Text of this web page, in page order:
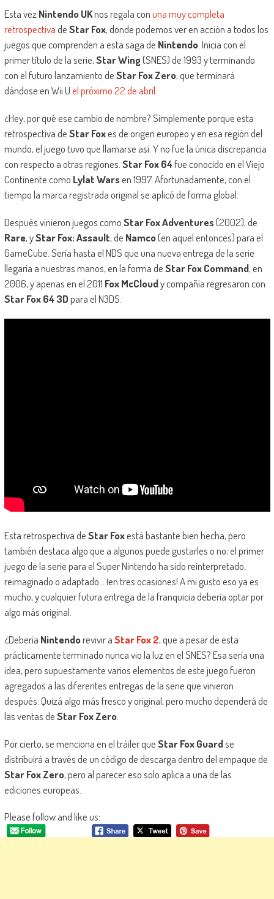
Esta vez Nintendo UKnos regala conuna muy completa
retrospectivadeStar Fox, donde podemos ver en acción a todos los
juegos que comprenden a esta saga de Nintendo. Inicia con el
primer título de la serie,Star Wing(SNES) de 1993 y terminando
con el futuro lanzamiento deStar Fox Zero, que terminará
dándose en Wii Uel próximo 22 de abril
¿Hey, por qué ese cambio de nombre? Simplemente porque esta
retrospectiva deStar Foxes de origen europeo y en esa región del
mundo, el juego tuvo que llamarse así. Y no fue la única discrepancia
con respecto a otras regiones. Star Fox 64fue conocido en el Viejo
Continente como Lylat Warsen 1997. Afortunadamente, con el
tiempo la marca registrada original se aplicó de forma global.
Después vinieron juegos comoStar Fox Adventures(2002), de
Rare, yStar Fox: Assault, de Namco(en aquel entonces) para el
GameCube. Sería hasta el NDS que una nueva entrega de la serie
llegaría a nuestras manos, en la forma deStar Fox Command, en
2006, y apenas en el 2011 Fox McCloudy compañía regresaron con
Star Fox 64 3Dpara el N3DS.
Esta retrospectiva deStar Foxestá bastante bien hecha, pero
también destaca algo que a algunos puede gustarles o no; el primer
juego de la serie para el Super Nintendo ha sido reinterpretado,
reimaginado o adaptado… ¡en tres ocasiones! A mi gusto eso ya es
mucho, y cualquier futura entrega de la franquicia debería optar por
algo más original.
¿Debería Nintendorevivir aStar Fox 2, que a pesar de esta
prácticamente terminado nunca vio la luz en el SNES? Esa sería una
idea, pero supuestamente varios elementos de este juego fueron
agregados a las diferentes entregas de la serie que vinieron
después. Quizá algo más fresco y original, pero mucho dependerá de
las ventas deStar Fox Zero.
Por cierto, se menciona en el tráiler queStar Fox Guardse
distribuirá a través de un código de descarga dentro del empaque de
Star Fox Zero, pero al parecer eso solo aplica a una de las
ediciones europeas.
Please follow and like us: